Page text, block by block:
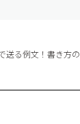
〜
送る例文！書き方